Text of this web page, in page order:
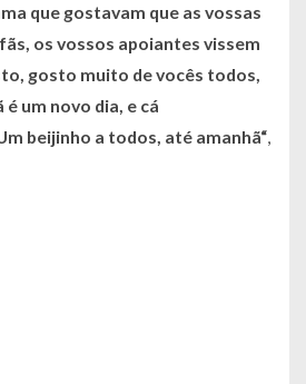
que gostavam que as vossas
os vossos apoiantes vissem
gosto muito de vocês todos,
um novo dia, e cá
beijinho a todos, até amanhã“,